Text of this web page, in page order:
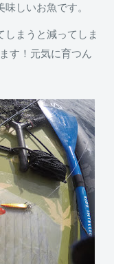
しいお魚です。
しまうと減ってしま
す！元気に育つん